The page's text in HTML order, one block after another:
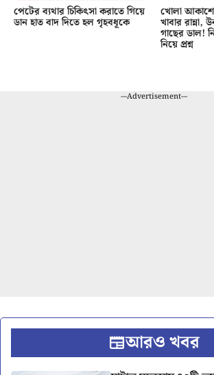
পেটের ব্যথার চিকিৎসা করাতে গিয়ে
ডান হাত বাদ দিতে হল গৃহবধূকে
খোলা
খাবার
গাছের ডাল!
নিয়ে প্রশ্ন
---Advertisement---
আরও খবর